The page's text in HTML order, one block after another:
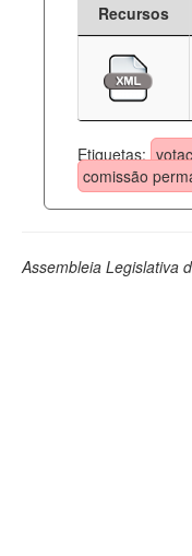
Recursos
Etiquetas:
comissão
Assembleia Legislativa